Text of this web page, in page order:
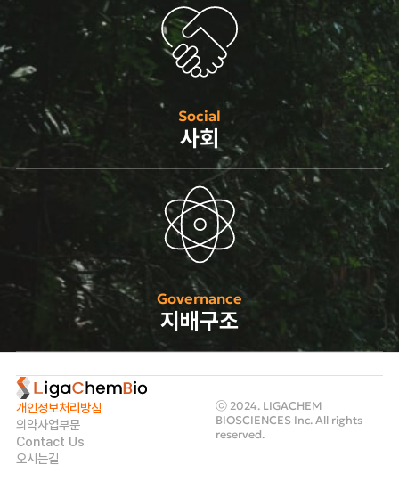
Social
사회
Governance
지배구조
개인정보처리방침
의약사업부문
Contact Us
오시는길
ⓒ 2024. LIGACHEM
BIOSCIENCES Inc. All rights
reserved.